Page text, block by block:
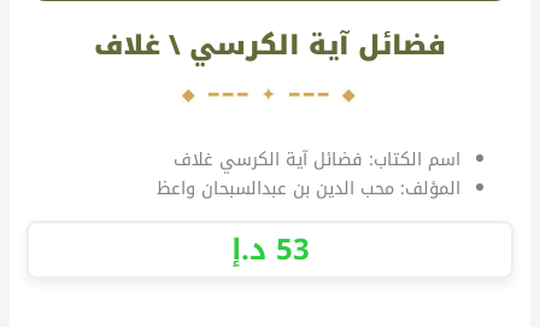
فضائل آية الكرسي \ غلاف
اسم الكتاب: فضائل آية الكرسي غلاف
المؤلف: محب الدين بن عبدالسبحان واعظ
53 د.إ